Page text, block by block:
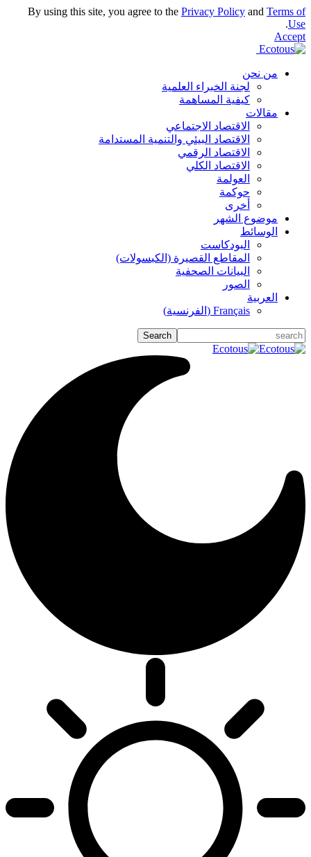
By using this site, you agree to the Privacy Policy and Terms of
Use
.
Accept
من نحن
لجنة الخبراء العلمية
كيفية المساهمة
مقالات
الاقتصاد الاجتماعي
الاقتصاد البيئي والتنمية المستدامة
الاقتصاد الرقمي
الاقتصاد الكلي
العولمة
حوكمة
أخرى
موضوع الشهر
الوسائط
البودكاست
المقاطع القصيرة (الكبسولات)
البيانات الصحفية
الصور
العربية
Français
( الفرنسية)